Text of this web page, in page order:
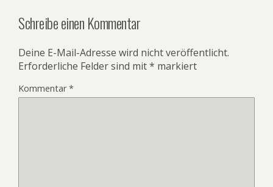
Schreibe einen Kommentar
Deine E-Mail-Adresse wird nicht veröffentlicht.
Erforderliche Felder sind mit* markiert
Kommentar*